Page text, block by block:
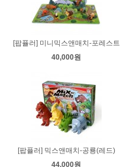
[팝퓰러] 미니믹스앤매치-포레스트
40,000원
[팝퓰러] 믹스앤매치-공룡(레드)
44,000원